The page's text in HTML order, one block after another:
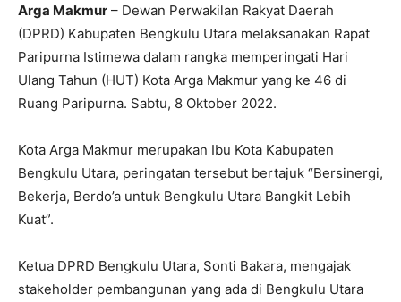
Arga Makmur – Dewan Perwakilan Rakyat Daerah
(DPRD) Kabupaten Bengkulu Utara melaksanakan Rapat
Paripurna Istimewa dalam rangka memperingati Hari
Ulang Tahun (HUT) Kota Arga Makmur yang ke 46 di
Ruang Paripurna. Sabtu, 8 Oktober 2022.
Kota Arga Makmur merupakan Ibu Kota Kabupaten
Bengkulu Utara, peringatan tersebut bertajuk “Bersinergi,
Bekerja, Berdo’a untuk Bengkulu Utara Bangkit Lebih
Kuat”.
Ketua DPRD Bengkulu Utara, Sonti Bakara, mengajak
stakeholder pembangunan yang ada di Bengkulu Utara